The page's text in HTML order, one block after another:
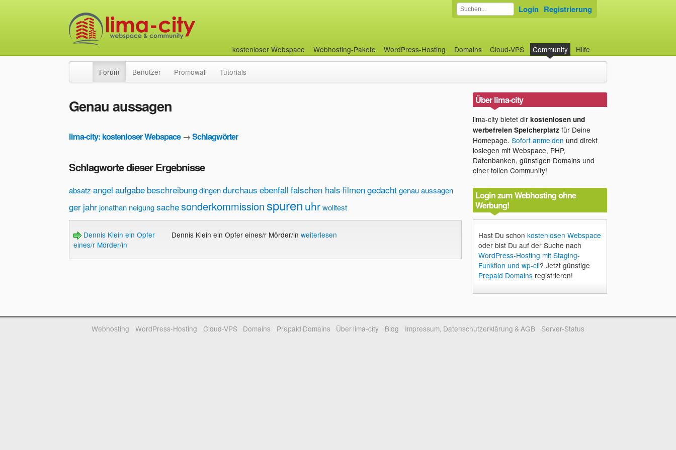
kostenloser Webspace Webhosting-Pakete WordPress-Hosting Domains Cloud-VPS Community Hilfe
Login Registrierung
Forum Benutzer Promowall Tutorials
Genau aussagen
lima-city: kostenloser Webspace→Schlagwörter
Schlagworte dieser Ergebnisse
absatz angel aufgabe beschreibungdingendurchaus ebenfall falschen hals filmengedachtgenau aussagen
ger jahrjonathan neigungsachesonderkommission spuren uhrwolltest
Dennis Klein ein Opfer
eines/r Mörder/in
Dennis Klein ein Opfer eines/r Mörder/in weiterlesen
Über lima-city
lima-city bietet dir kostenlosen und
werbefreien Speicherplatzfür Deine
Homepage. Sofort anmelden und direkt
loslegen mit Webspace, PHP,
Datenbanken, günstigen Domains und
einer tollen Community!
Login zum Webhosting ohne
Werbung!
Hast Du schon kostenlosen Webspace
oder bist Du auf der Suche nach
WordPress-Hosting mit Staging-
Funktion und wp-cli? Jetzt günstige
Prepaid Domainsregistrieren!
Webhosting WordPress-Hosting Cloud-VPS Domains Prepaid Domains Über lima-city Blog Impressum, Datenschutzerklärung & AGB Server-Status